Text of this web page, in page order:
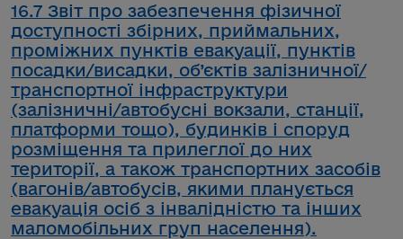
16.7 Звіт про забезпечення фізичної
доступності збірних, приймальних,
проміжних пунктів евакуації, пунктів
посадки/висадки, об’єктів залізничної/
транспортної інфраструктури
(залізничні/автобусні вокзали, станції,
платформи тощо), будинків і споруд
розміщення та прилеглої до них
території, а також транспортних засобів
(вагонів/автобусів, якими планується
евакуація осіб з інвалідністю та інших
маломобільних груп населення).